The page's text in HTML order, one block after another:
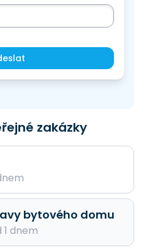
zakázky
bytového domu
1 dnem